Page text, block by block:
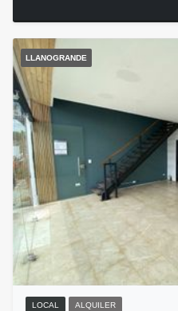
LLANOGRANDE
LOCAL ALQUILER